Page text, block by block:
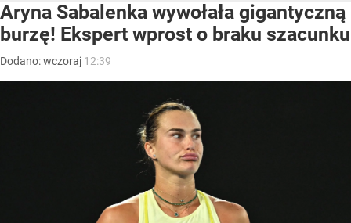
Aryna Sabalenka wywołała gigantyczną
burzę! Ekspert wprost o braku szacunku
Dodano:wczoraj 12:39